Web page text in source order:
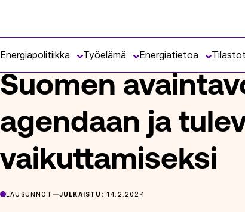
Energiapolitiikka Työelämä Energiatietoa Tilastot
Suomen
agendaan ja
vaikuttamiseksi
LAUSUNNOT JULKAISTU: 14.2.2024